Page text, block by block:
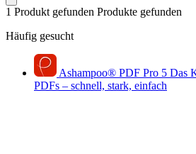
1 Produkt gefunden Produkte gefunden
Häufig gesucht
Ashampoo® PDF Pro 5 Das
PDFs – schnell, stark, einfach